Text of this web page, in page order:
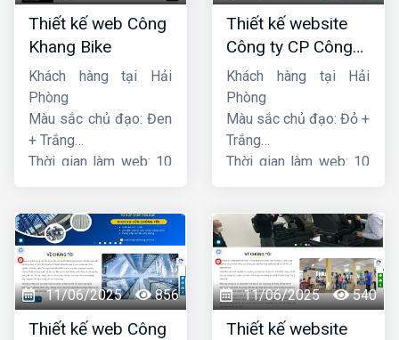
Thiết kế web Công
Khang Bike
Khách hàng tại Hải
Phòng
Màu sắc chủ đạo: Đen
+ Trắng
Thời gian làm web: 10
Thiết kế website
Công ty CP Công
nghệ PCCC Bắc Hà
Khách hàng tại Hải
Phòng
Màu sắc chủ đạo: Đỏ +
Trắng
Thời gian làm web: 10
11/06/2025 856
Thiết kế web Công
11/06/2025 540
Thiết kế website